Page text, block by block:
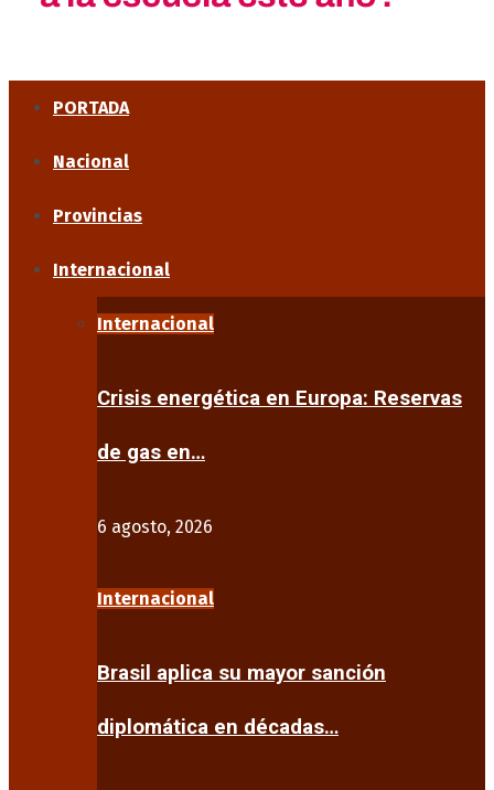
PORTADA
Nacional
Provincias
Internacional
Internacional
Crisis energética en Europa: Reservas
de gas en…
6 agosto, 2026
Internacional
Brasil aplica su mayor sanción
diplomática en décadas…